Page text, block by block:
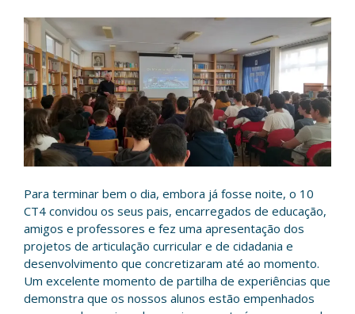
Para terminar bem o dia, embora já fosse noite, o 10
CT4 convidou os seus pais, encarregados de educação,
amigos e professores e fez uma apresentação dos
projetos de articulação curricular e de cidadania e
desenvolvimento que concretizaram até ao momento.
Um excelente momento de partilha de experiências que
demonstra que os nossos alunos estão empenhados